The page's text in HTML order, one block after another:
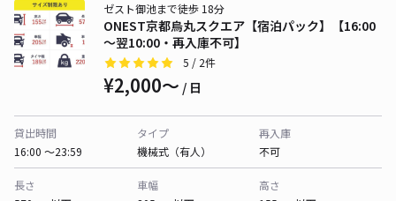
ONEST京都烏丸スクエア【宿泊パック】【16:00
～翌10:00・再入庫不可】
ゼスト御池まで徒歩 18分
5 / 2件
¥2,000〜 / 日
貸出時間
16:00 〜23:59
タイプ
機械式（有人）
再入庫
不可
長さ
車幅
高さ